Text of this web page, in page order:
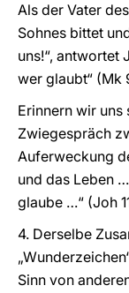
Als der Vater
Sohnes bittet
uns!“, antwortet
wer glaubt“ (Mk
Erinnern wir
Zwiegespräch
Auferweckung
und das Leben
glaube …“ (Joh
4. Derselbe
Sinn von